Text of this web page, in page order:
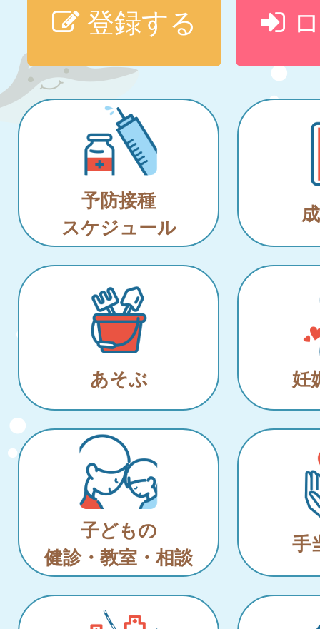
登録する
予防接種
スケジュール
あそぶ 妊
子どもの
健診・教室・相談
手